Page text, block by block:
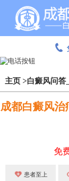
主页 >白癜风问答_
成都白癜风治
免
患者至上